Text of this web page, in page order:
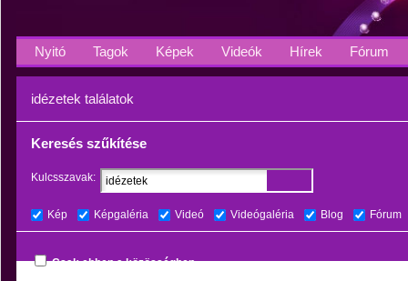
Nyitó Tagok Képek Videók Hírek Fórum
idézetek találatok
Keresés szűkítése
Kulcsszavak:
Kép Képgaléria Videó Videógaléria Blog Fórum
Csak ebben a közösségben